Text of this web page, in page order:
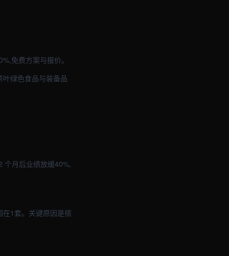
免费方案与报价。
绿色食品与装备品
个月后业绩放缓40%,
1套。关键原因是搭